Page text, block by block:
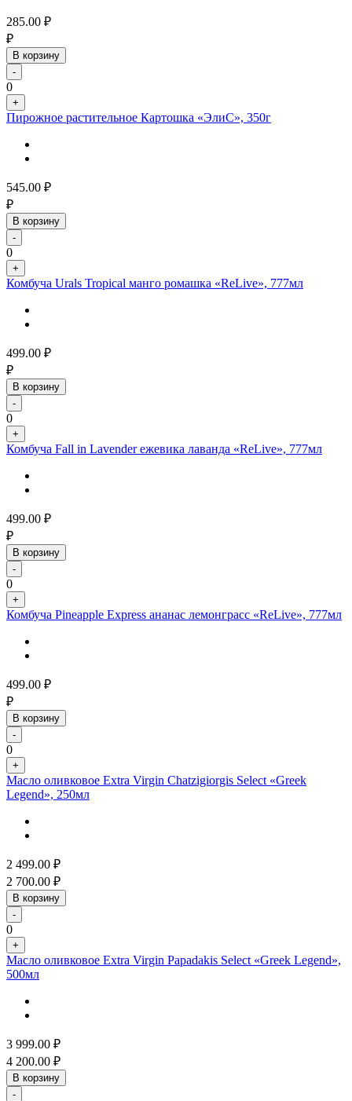
285.00 ₽
₽
В корзину
-
0
+
Пирожное растительное Картошка «ЭлиС», 350г
545.00 ₽
₽
В корзину
-
0
+
Комбуча Urals Tropical манго ромашка «ReLive», 777мл
499.00 ₽
₽
В корзину
-
0
+
Комбуча Fall in Lavender ежевика лаванда «ReLive», 777мл
499.00 ₽
₽
В корзину
-
0
+
Комбуча Pineapple Express ананас лемонграсс «ReLive», 777мл
499.00 ₽
₽
В корзину
-
0
+
Масло оливковое Extra Virgin Chatzigiorgis Select «Greek
Legend», 250мл
2 499.00 ₽
2 700.00 ₽
В корзину
-
0
+
Масло оливковое Extra Virgin Papadakis Select «Greek Legend»,
500мл
3 999.00 ₽
4 200.00 ₽
В корзину
-